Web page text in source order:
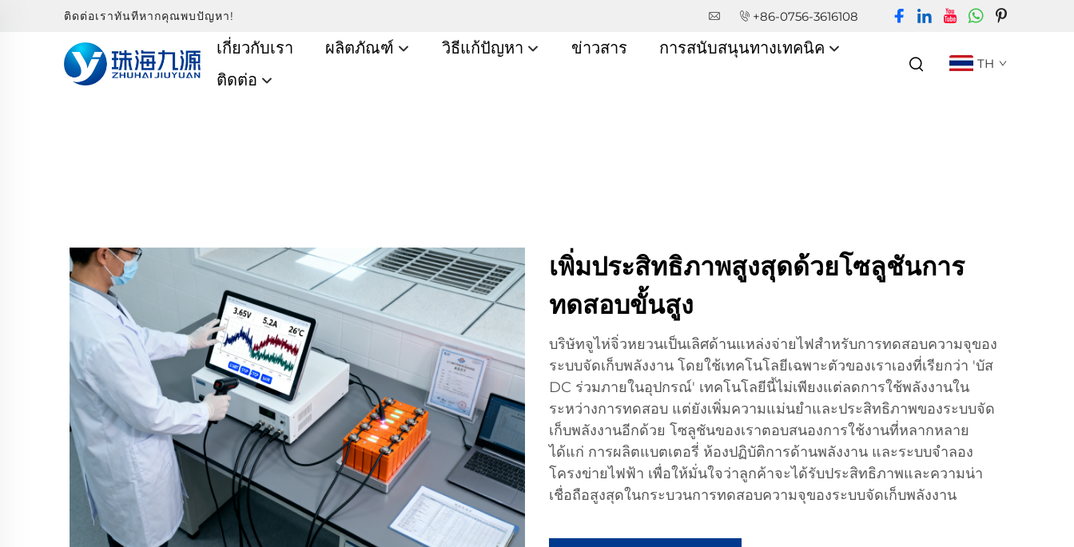
ติดต่อเราทันทีหากคุณพบปัญหา! +86-0756-3616108
เกี่ยวกับเรา ผลิตภัณฑ์ วิธีแก้ปัญหา ข่าวสาร
การสนับสนุนทางเทคนิค
ติดต่อ
TH
เพิ่มประสิทธิภาพสูงสุดด้วยโซลูชันการ
ทดสอบขั้นสูง
บริษัทจูไห่จิ่วหยวนเป็นเลิศด้านแหล่งจ่ายไฟสำหรับการทดสอบความจุของ
ระบบจัดเก็บพลังงาน โดยใช้เทคโนโลยีเฉพาะตัวของเราเองที่เรียกว่า 'บัส
DC ร่วมภายในอุปกรณ์' เทคโนโลยีนี้ไม่เพียงแต่ลดการใช้พลังงานใน
ระหว่างการทดสอบ แต่ยังเพิ่มความแม่นยำและประสิทธิภาพของระบบจัด
เก็บพลังงานอีกด้วย โซลูชันของเราตอบสนองการใช้งานที่หลากหลาย
ได้แก่ การผลิตแบตเตอรี่ ห้องปฏิบัติการด้านพลังงาน และระบบจำลอง
โครงข่ายไฟฟ้า เพื่อให้มั่นใจว่าลูกค้าจะได้รับประสิทธิภาพและความน่า
เชื่อถือสูงสุดในกระบวนการทดสอบความจุของระบบจัดเก็บพลังงาน